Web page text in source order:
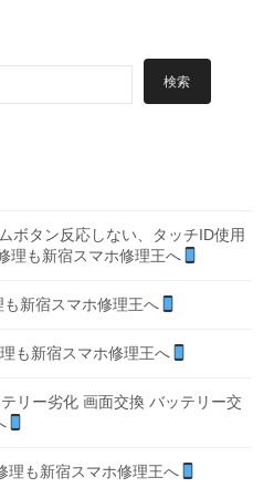
検索
ボタン反応しない、タッチID使用
理も新宿スマホ修理王へ
新宿スマホ修理王へ
も新宿スマホ修理王へ
リー劣化 画面交換 バッテリー交
理も新宿スマホ修理王へ